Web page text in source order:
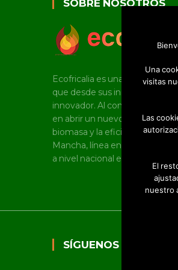
SOBRE NOSOTROS
Ecofricalia es una joven
que desde sus inicios tiene un
innovador. Al constituirse
en abrir un nuevo mercado
biomasa y la eficiencia
Mancha, línea en la que, a día
a nivel nacional e internacional.
SÍGUENOS
Una
visitas
Las
El
nuestro